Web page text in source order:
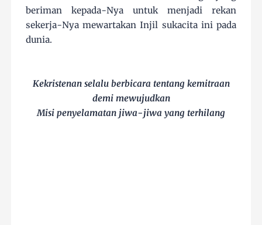
beriman kepada-Nya untuk menjadi rekan
sekerja-Nya mewartakan Injil sukacita ini pada
dunia.
Kekristenan selalu berbicara tentang kemitraan
demi mewujudkan
Misi penyelamatan jiwa-jiwa yang terhilang